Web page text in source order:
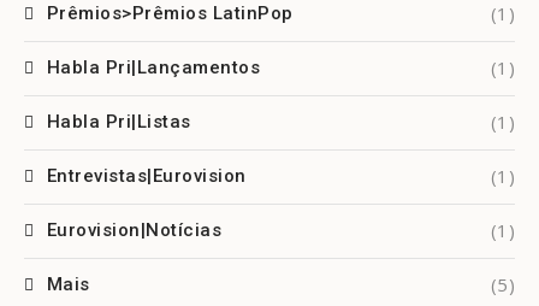
Prêmios>Prêmios LatinPop (1)
Habla Pri|Lançamentos (1)
Habla Pri|Listas (1)
Entrevistas|Eurovision (1)
Eurovision|Notícias (1)
Mais (5)